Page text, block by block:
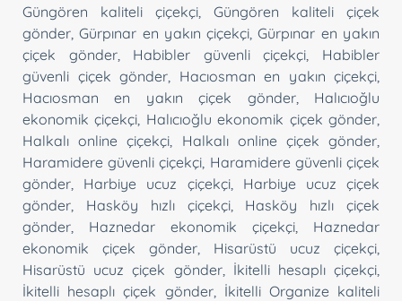
Güngören kaliteli çiçekçi
Güngören kaliteli çiçek
gönder ,Gürpınar en yakın çiçekçi ,Gürpınar en yakın
çiçek gönder, Habibler güvenli çiçekçi
Habibler
güvenli çiçek gönder
Hacıosman en yakın çiçekçi
Hacıosman en yakın çiçek gönder, Halıcıoğlu
ekonomik çiçekçi Halıcıoğlu ekonomik çiçek gönder
Halkalı online çiçekçi
Halkalı online çiçek gönder
Haramidere güvenli çiçekçi Haramidere güvenli çiçek
gönder
Harbiye ucuz çiçekçi, Harbiye ucuz çiçek
gönder
Hasköy hızlı çiçekçi, Hasköy hızlı çiçek
gönder
Haznedar ekonomik çiçekçi
Haznedar
ekonomik çiçek gönder
Hisarüstü ucuz çiçekçi
Hisarüstü ucuz çiçek gönder, İkitelli hesaplı çiçekçi
İkitelli hesaplı çiçek gönder, İkitelli Organize kaliteli